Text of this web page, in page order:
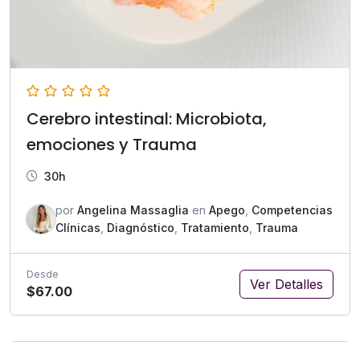
Cerebro intestinal: Microbiota,
emociones y Trauma
30h
por Angelina Massaglia en Apego Competencias
Clínicas Diagnóstico Tratamiento Trauma
Desde
$67.00 Ver Detalles